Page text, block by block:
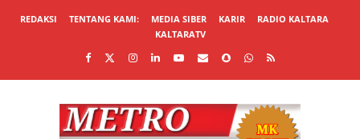
REDAKSI TENTANG KAMI: MEDIA SIBER KARIR
RADIO KALTARA
KALTARATV